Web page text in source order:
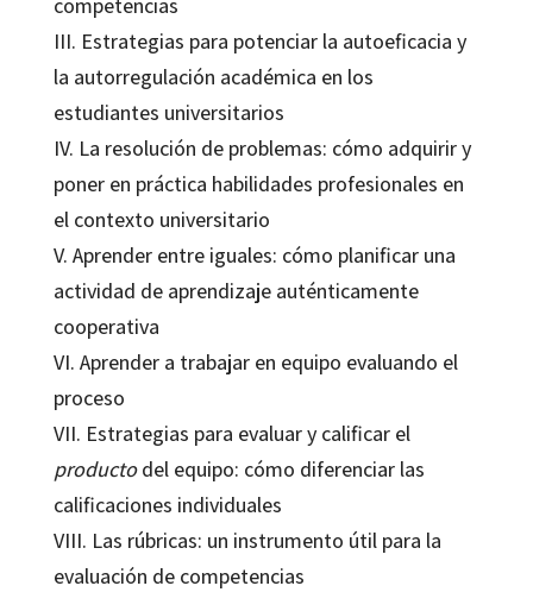
competencias
III. Estrategias para potenciar la autoeficacia y
la autorregulación académica en los
estudiantes universitarios
IV. La resolución de problemas: cómo adquirir y
poner en práctica habilidades profesionales en
el contexto universitario
V. Aprender entre iguales: cómo planificar una
actividad de aprendizaje auténticamente
cooperativa
VI. Aprender a trabajar en equipo evaluando el
proceso
VII. Estrategias para evaluar y calificar el
productodel equipo: cómo diferenciar las
calificaciones individuales
VIII. Las rúbricas: un instrumento útil para la
evaluación de competencias